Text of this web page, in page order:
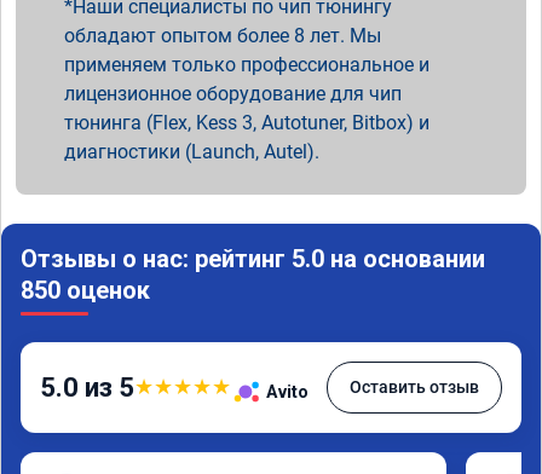
Наши специалисты по чип тюнингу
обладают опытом более 8 лет. Мы
применяем только профессиональное и
лицензионное оборудование для чип
тюнинга (Flex, Kess 3, Autotuner, Bitbox) и
диагностики (Launch, Autel).
Отзывы о нас: рейтинг 5.0 на основании
850 оценок
5.0 из 5★★★★★ Avito Оставить отзыв